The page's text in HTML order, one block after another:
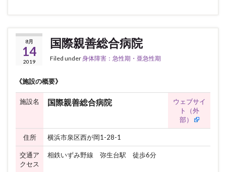
8月
14
2019
国際親善総合病院
Filed under身体障害：急性期・亜急性期
《施設の概要》
施設名 国際親善総合病院
ウェブサイ
ト（外
部）
住所 横浜市泉区西が岡1-28-1
交通ア
クセス
相鉄いずみ野線 弥生台駅 徒歩6分